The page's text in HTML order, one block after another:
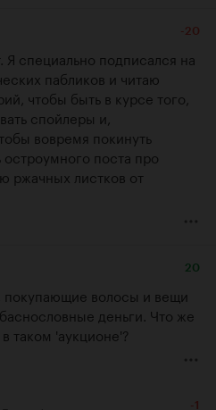
-20
специально подписался на
пабликов и читаю
чтобы быть в курсе того,
спойлеры и,
вовремя покинуть
поста про
ржачных листков от
20
волосы и вещи
деньги. Что же
таком 'аукционе'?
-1